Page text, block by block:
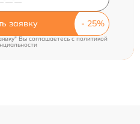
заявку
Вы соглашаетесь cполитикой